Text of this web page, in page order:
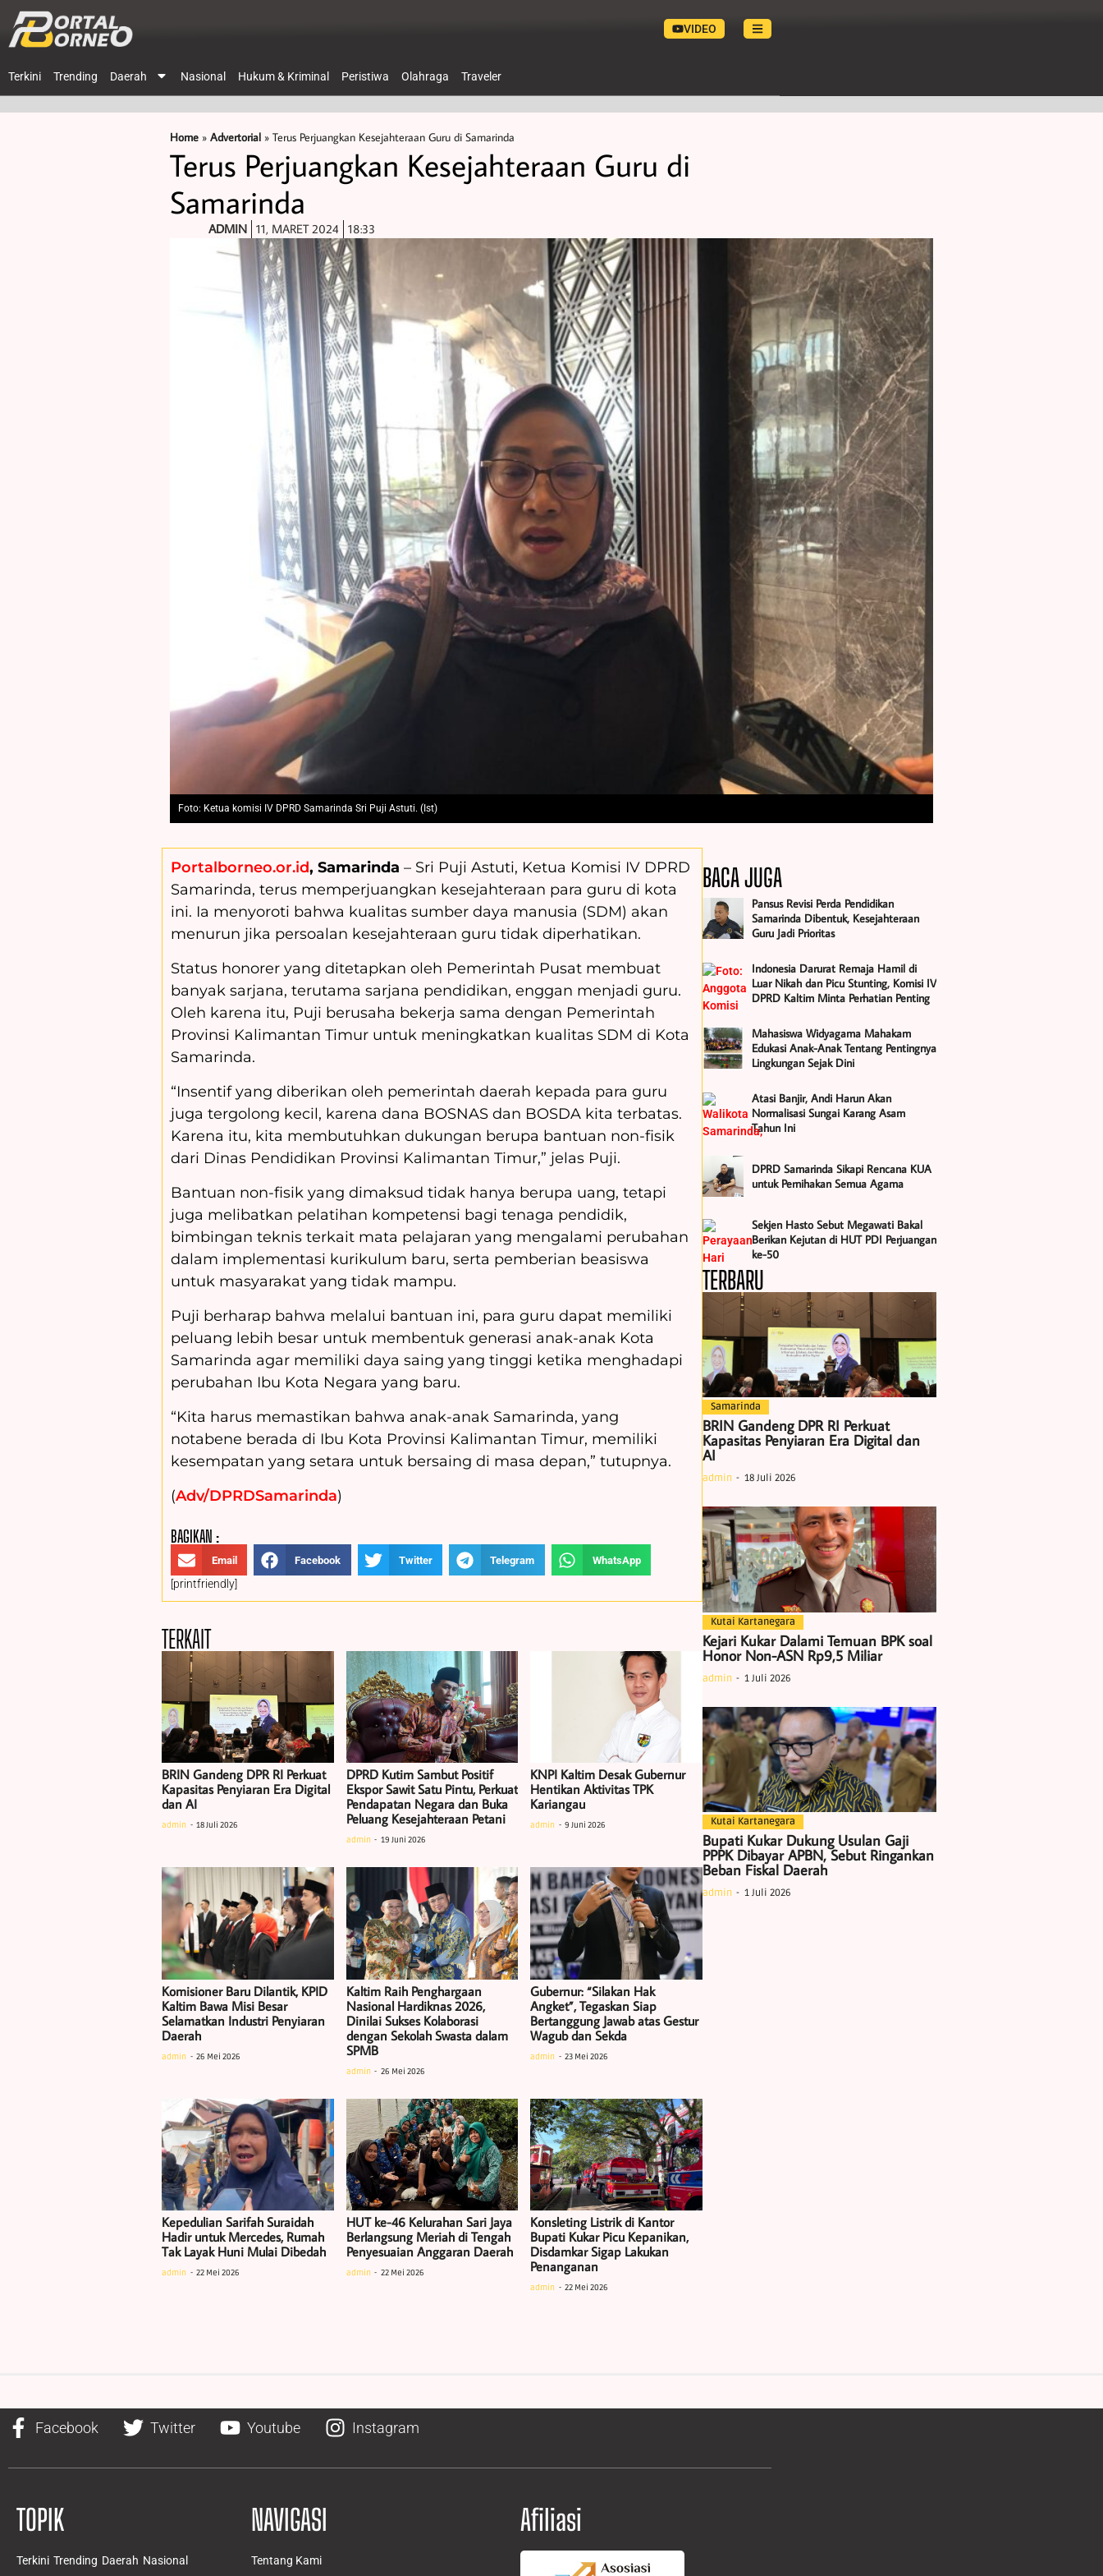
VIDEO
Terkini Trending Daerah Nasional Hukum & Kriminal Peristiwa Olahraga Traveler
Home » Advertorial » Terus Perjuangkan Kesejahteraan Guru di Samarinda
Terus Perjuangkan Kesejahteraan Guru di
Samarinda
ADMIN 11, MARET 2024 18:33
Foto: Ketua komisi IV DPRD Samarinda Sri Puji Astuti. (Ist)
Portalborneo.or.id, Samarinda – Sri Puji Astuti, Ketua Komisi IV DPRD
Samarinda, terus memperjuangkan kesejahteraan para guru di kota
ini. Ia menyoroti bahwa kualitas sumber daya manusia (SDM) akan
menurun jika persoalan kesejahteraan guru tidak diperhatikan.
Status honorer yang ditetapkan oleh Pemerintah Pusat membuat
banyak sarjana, terutama sarjana pendidikan, enggan menjadi guru.
Oleh karena itu, Puji berusaha bekerja sama dengan Pemerintah
Provinsi Kalimantan Timur untuk meningkatkan kualitas SDM di Kota
Samarinda.
“Insentif yang diberikan oleh pemerintah daerah kepada para guru
juga tergolong kecil, karena dana BOSNAS dan BOSDA kita terbatas.
Karena itu, kita membutuhkan dukungan berupa bantuan non-fisik
dari Dinas Pendidikan Provinsi Kalimantan Timur,” jelas Puji.
Bantuan non-fisik yang dimaksud tidak hanya berupa uang, tetapi
juga melibatkan pelatihan kompetensi bagi tenaga pendidik,
bimbingan teknis terkait mata pelajaran yang mengalami perubahan
dalam implementasi kurikulum baru, serta pemberian beasiswa
untuk masyarakat yang tidak mampu.
Puji berharap bahwa melalui bantuan ini, para guru dapat memiliki
peluang lebih besar untuk membentuk generasi anak-anak Kota
Samarinda agar memiliki daya saing yang tinggi ketika menghadapi
perubahan Ibu Kota Negara yang baru.
“Kita harus memastikan bahwa anak-anak Samarinda, yang
notabene berada di Ibu Kota Provinsi Kalimantan Timur, memiliki
kesempatan yang setara untuk bersaing di masa depan,” tutupnya.
(Adv/DPRDSamarinda)
BAGIKAN :
Email Facebook Twitter Telegram WhatsApp
[printfriendly]
TERKAIT
BRIN Gandeng DPR RI Perkuat
Kapasitas Penyiaran Era Digital
dan AI
admin 18 Juli 2026
DPRD Kutim Sambut Positif
Ekspor Sawit Satu Pintu, Perkuat
Pendapatan Negara dan Buka
Peluang Kesejahteraan Petani
admin 19 Juni 2026
KNPI Kaltim Desak Gubernur
Hentikan Aktivitas TPK
Kariangau
admin 9 Juni 2026
Komisioner Baru Dilantik, KPID
Kaltim Bawa Misi Besar
Selamatkan Industri Penyiaran
Daerah
admin 26 Mei 2026
Kaltim Raih Penghargaan
Nasional Hardiknas 2026,
Dinilai Sukses Kolaborasi
dengan Sekolah Swasta dalam
SPMB
admin 26 Mei 2026
Gubernur: “Silakan Hak
Angket”, Tegaskan Siap
Bertanggung Jawab atas Gestur
Wagub dan Sekda
admin 23 Mei 2026
Kepedulian Sarifah Suraidah
Hadir untuk Mercedes, Rumah
Tak Layak Huni Mulai Dibedah
admin 22 Mei 2026
HUT ke-46 Kelurahan Sari Jaya
Berlangsung Meriah di Tengah
Penyesuaian Anggaran Daerah
admin 22 Mei 2026
Konsleting Listrik di Kantor
Bupati Kukar Picu Kepanikan,
Disdamkar Sigap Lakukan
Penanganan
admin 22 Mei 2026
BACA JUGA
Pansus Revisi Perda Pendidikan
Samarinda Dibentuk, Kesejahteraan
Guru Jadi Prioritas
Indonesia Darurat Remaja Hamil di
Luar Nikah dan Picu Stunting, Komisi IV
DPRD Kaltim Minta Perhatian Penting
Mahasiswa Widyagama Mahakam
Edukasi Anak-Anak Tentang Pentingnya
Lingkungan Sejak Dini
Atasi Banjir, Andi Harun Akan
Normalisasi Sungai Karang Asam
Tahun Ini
DPRD Samarinda Sikapi Rencana KUA
untuk Pernihakan Semua Agama
Sekjen Hasto Sebut Megawati Bakal
Berikan Kejutan di HUT PDI Perjuangan
ke-50
TERBARU
Samarinda
BRIN Gandeng DPR RI Perkuat
Kapasitas Penyiaran Era Digital dan
AI
admin 18 Juli 2026
Kutai Kartanegara
Kejari Kukar Dalami Temuan BPK soal
Honor Non-ASN Rp9,5 Miliar
admin 1 Juli 2026
Kutai Kartanegara
Bupati Kukar Dukung Usulan Gaji
PPPK Dibayar APBN, Sebut Ringankan
Beban Fiskal Daerah
admin 1 Juli 2026
Facebook Twitter Youtube Instagram
TOPIK
Terkini Trending Daerah Nasional
NAVIGASI
Tentang Kami
Afiliasi